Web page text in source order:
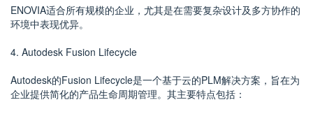
ENOVIA适合所有规模的企业，尤其是在需要复杂设计及多方协作的
环境中表现优异。
4. Autodesk Fusion Lifecycle
Autodesk的Fusion Lifecycle是一个基于云的PLM解决方案，旨在为
企业提供简化的产品生命周期管理。其主要特点包括：